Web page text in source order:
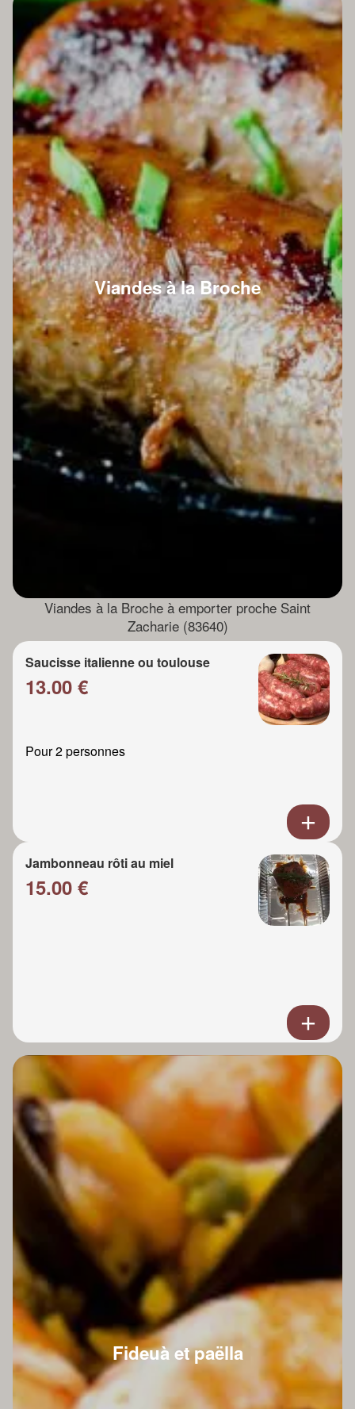
Viandes à la Broche
Viandes à la Broche à emporter proche Saint
Zacharie (83640)
Saucisse italienne ou toulouse
13.00 €
Pour 2 personnes
Jambonneau rôti au miel
15.00 €
Fideuà et paëlla